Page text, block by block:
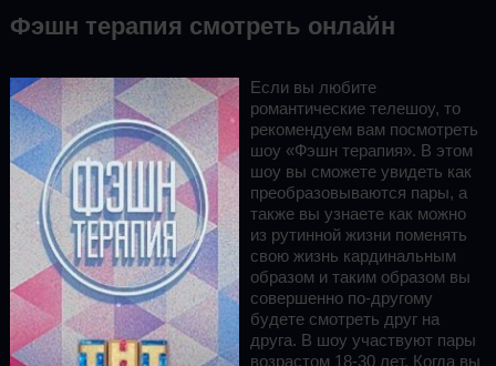
Фэшн терапия смотреть онлайн
Если вы любите
романтические телешоу, то
рекомендуем вам посмотреть
шоу «Фэшн терапия». В этом
шоу вы сможете увидеть как
преобразовываются пары, а
также вы узнаете как можно
из рутинной жизни поменять
свою жизнь кардинальным
образом и таким образом вы
совершенно по-другому
будете смотреть друг на
друга. В шоу участвуют пары
возрастом 18-30 лет. Когда вы